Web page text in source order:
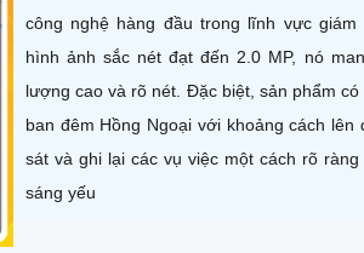
công nghệ hàng đầu trong lĩnh vực giám
hình ảnh sắc nét đạt đến 2.0 MP, nó
lượng cao và rõ nét. Đặc biệt, sản phẩm
ban đêm Hồng Ngoại với khoảng cách lên
sát và ghi lại các vụ việc một cách rõ
sáng yếu